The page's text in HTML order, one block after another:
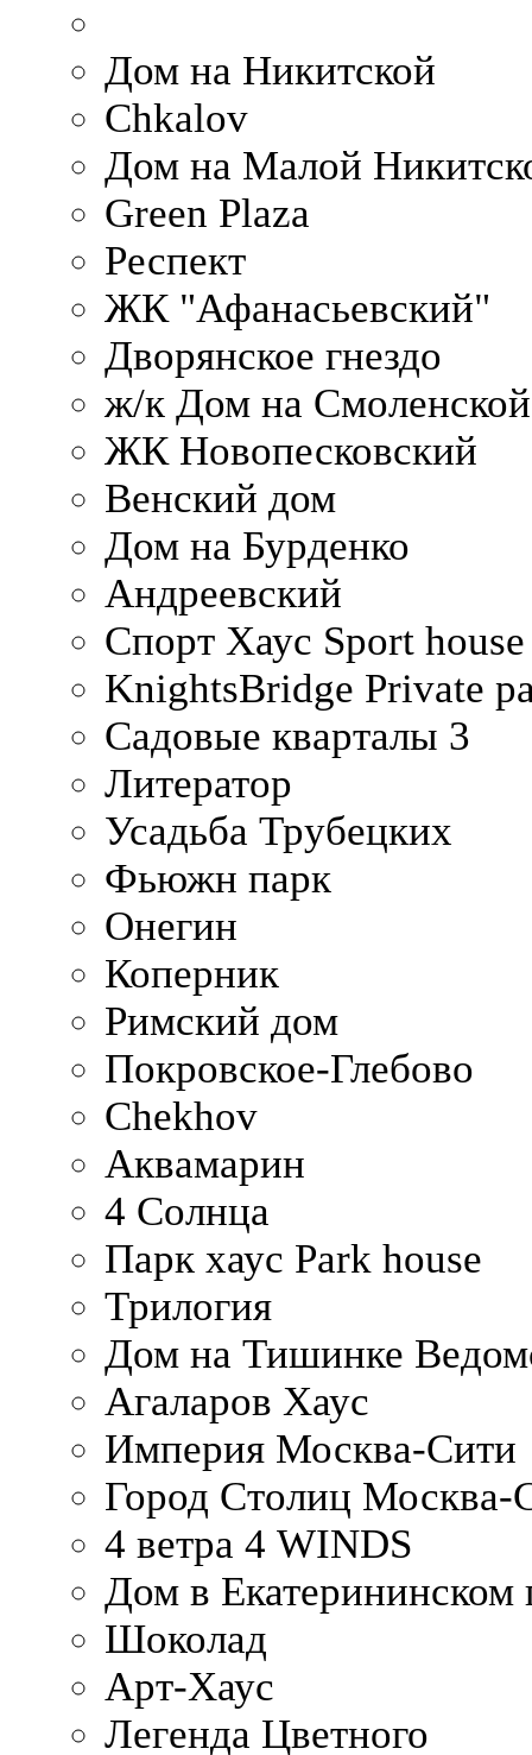
Дом на Никитской
Chkalov
Дом на Малой
Green Plaza
Респект
ЖК "Афанасьевский"
Дворянское гнездо
ж/к Дом на
ЖК Новопесковский
Венский дом
Дом на Бурденко
Андреевский
Спорт Хаус Sport house
KnightsBridge Private
Садовые кварталы 3
Литератор
Усадьба Трубецких
Фьюжн парк
Онегин
Коперник
Римский дом
Покровское-Глебово
Chekhov
Аквамарин
4 Солнца
Парк хаус Park house
Трилогия
Дом на Тишинке
Агаларов Хаус
Империя Москва-Сити
Город Столиц Москва-
4 ветра 4 WINDS
Дом в Екатерининском
Шоколад
Арт-Хаус
Легенда Цветного